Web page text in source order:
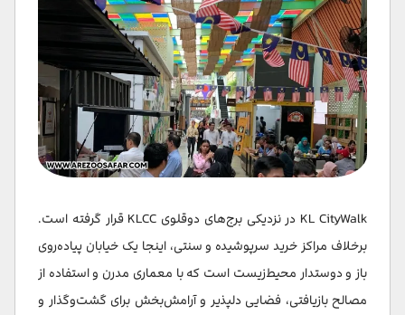
KL CityWalk در نزدیکی برج‌های دوقلوی KLCC قرار گرفته است.
برخلاف مراکز خرید سرپوشیده و سنتی، اینجا یک خیابان پیاده‌روی
باز و دوستدار محیط‌زیست است که با معماری مدرن و استفاده از
مصالح بازیافتی، فضایی دلپذیر و آرامش‌بخش برای گشت‌وگذار و